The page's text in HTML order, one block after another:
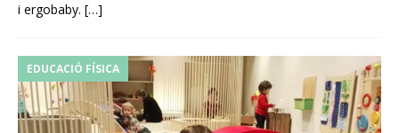
i ergobaby. […]
EDUCACIÓ FÍSICA